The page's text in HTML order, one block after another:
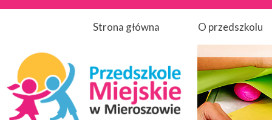
Strona główna O przedszkolu